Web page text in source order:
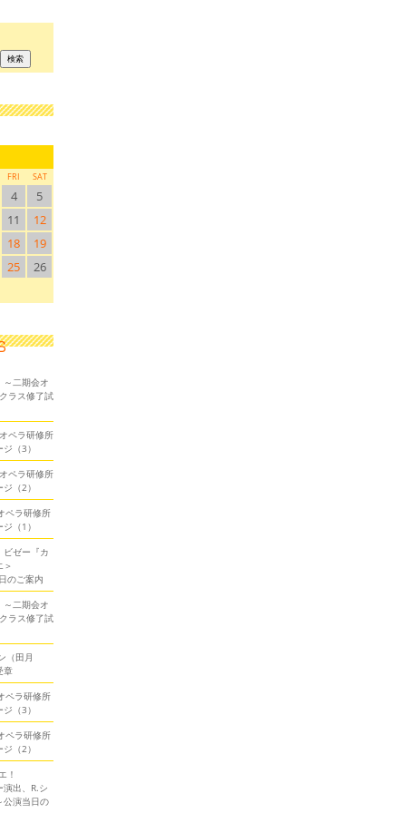
FRI SAT
4
5
11
12
18
19
25
26
～二期会オ
ラス修了試
ペラ研修所
（3）
ペラ研修所
（2）
ペラ研修所
（1）
ビゼー『カ
＞
のご案内
～二期会オ
ラス修了試
（田月
章
ペラ研修所
（3）
ペラ研修所
（2）
！
出、R.シ
公演当日の